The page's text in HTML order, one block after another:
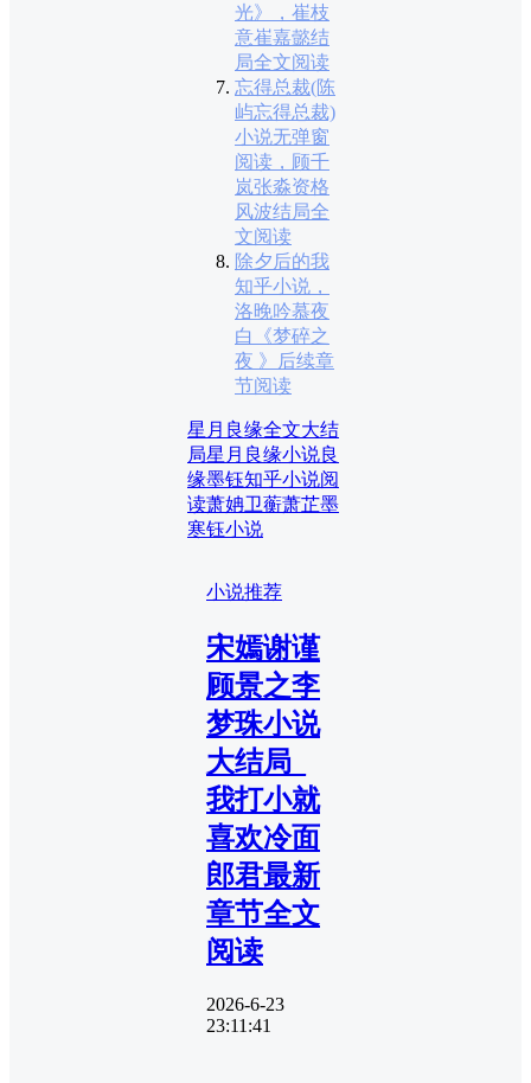
光》，崔枝
意崔嘉懿结
局全文阅读
忘得总裁(陈
屿忘得总裁)
小说无弹窗
阅读，顾千
岚张淼资格
风波结局全
文阅读
除夕后的我
知乎小说，
洛晚吟慕夜
白《梦碎之
夜 》后续章
节阅读
星月良缘全文大结
局星月良缘小说良
缘墨钰知乎小说阅
读萧姌卫蘅萧芷墨
寒钰小说
小说推荐
宋嫣谢谨
顾景之李
梦珠小说
大结局_
我打小就
喜欢冷面
郎君最新
章节全文
阅读
2026-6-23
23:11:41